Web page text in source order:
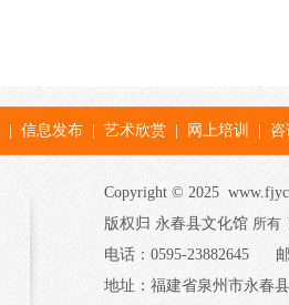
信息发布 艺术欣赏 网上培训 咨
Copyright © 2025
版权归 永春县文化馆 所有
电话：0595-23882645 邮
地址：福建省泉州市永春